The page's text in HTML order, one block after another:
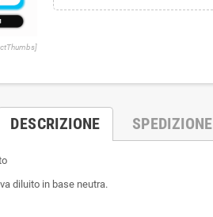
DESCRIZIONE SPEDIZIONE
diluito in base neutra.